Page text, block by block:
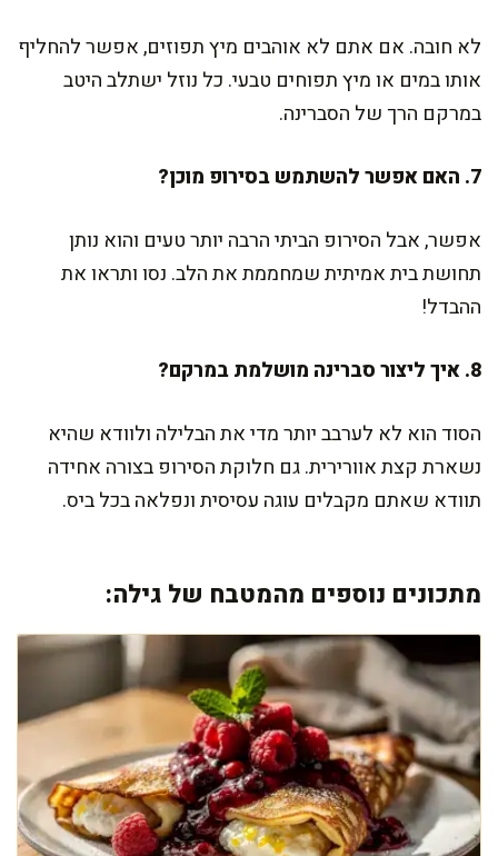
לא חובה. אם אתם לא אוהבים מיץ תפוזים, אפשר להחליף
אותו במים או מיץ תפוחים טבעי. כל נוזל ישתלב היטב
במרקם הרך של הסברינה.
7. האם אפשר להשתמש בסירופ מוכן?
אפשר, אבל הסירופ הביתי הרבה יותר טעים והוא נותן
תחושת בית אמיתית שמחממת את הלב. נסו ותראו את
ההבדל!
8. איך ליצור סברינה מושלמת במרקם?
הסוד הוא לא לערבב יותר מדי את הבלילה ולוודא שהיא
נשארת קצת אוורירית. גם חלוקת הסירופ בצורה אחידה
תוודא שאתם מקבלים עוגה עסיסית ונפלאה בכל ביס.
מתכונים נוספים מהמטבח של גילה: